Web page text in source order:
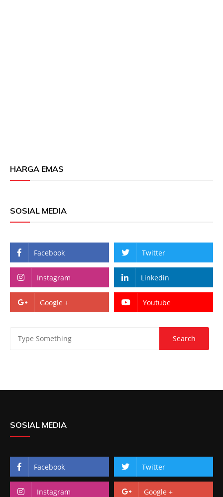
HARGA EMAS
SOSIAL MEDIA
Facebook Twitter
Instagram Linkedin
Google + Youtube
SOSIAL MEDIA
Facebook Twitter
Instagram Google +